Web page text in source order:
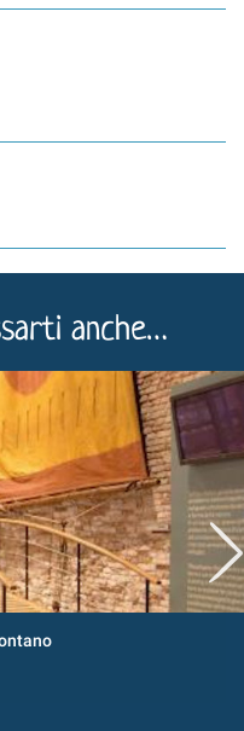
anche…